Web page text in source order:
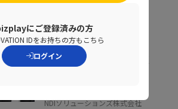
NDIソリューションズ株式会社
社内に蔓延していた「便
NDIソリューションズ株式会社
にご登録済みの方
IDをお持ちの方もこちら
ログイン